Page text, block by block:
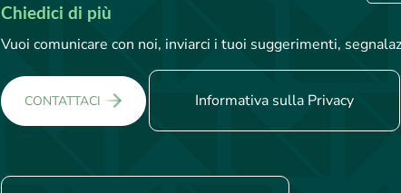
Chiedici di più
Vuoi comunicare con noi, inviarci i tuoi suggerimenti,
CONTATTACI Informativa sulla Privacy